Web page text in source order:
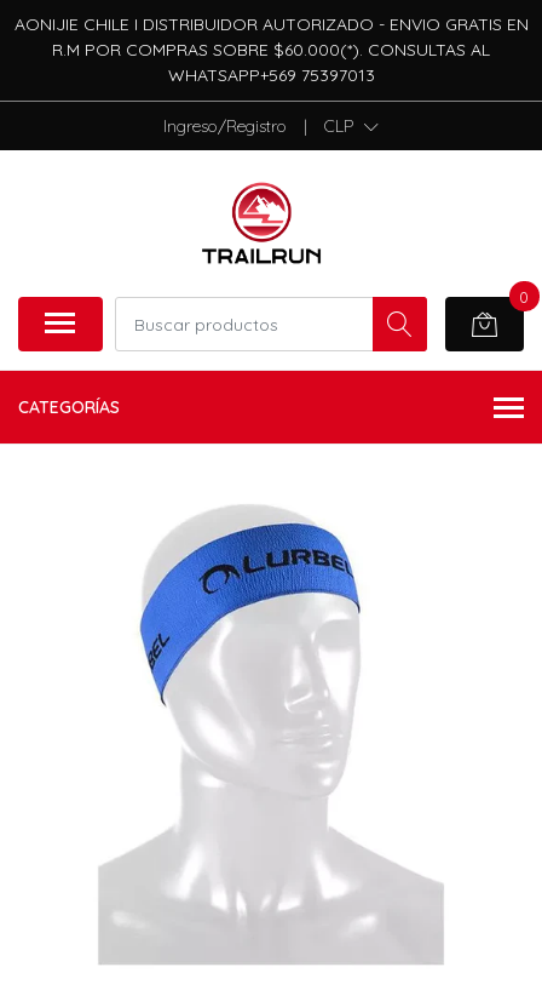
AONIJIE CHILE I DISTRIBUIDOR AUTORIZADO - ENVIO GRATIS EN
R.M POR COMPRAS SOBRE $60.000(*). CONSULTAS AL
WHATSAPP+569 75397013
Ingreso/Registro | CLP
0
CATEGORÍAS